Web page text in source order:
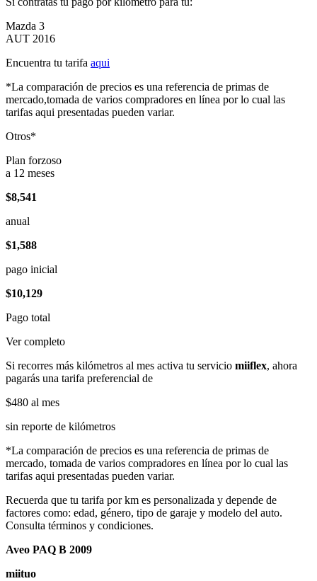
Mazda 3
AUT 2016
Encuentra tu tarifa aqui
*La comparación de precios es una referencia de primas de
mercado,tomada de varios compradores en línea por lo cual las
tarifas aqui presentadas pueden variar.
Otros*
Plan forzoso
a 12 meses
$8,541
anual
$1,588
pago inicial
$10,129
Pago total
Ver completo
Si recorres más kilómetros al mes activa tu servicio miiflex, ahora
pagarás una tarifa preferencial de
$480 al mes
sin reporte de kilómetros
*La comparación de precios es una referencia de primas de
mercado, tomada de varios compradores en línea por lo cual las
tarifas aqui presentadas pueden variar.
Recuerda que tu tarifa por km es personalizada y depende de
factores como: edad, género, tipo de garaje y modelo del auto.
Consulta términos y condiciones.
Aveo PAQ B 2009
miituo